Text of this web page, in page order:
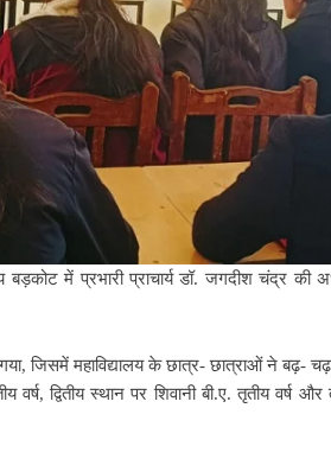
बड़कोट में प्रभारी प्राचार्य डॉ. जगदीश चंद्र
जिसमें महाविद्यालय के छात्र- छात्राओं ने बढ़-
वर्ष, द्वितीय स्थान पर शिवानी बी.ए. तृतीय वर्ष